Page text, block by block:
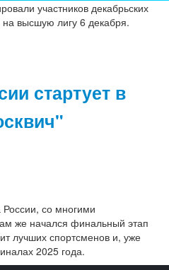
участников декабрьских
высшую лигу 6 декабря.
стартует в
со многими
же начался финальный этап
лучших спортсменов и, уже
2025 года.